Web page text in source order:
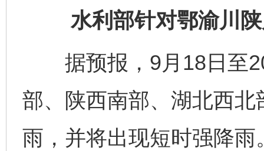
水利部针对鄂渝川陕
据预报，9月18日至
部、陕西南部、湖北西
雨，并将出现短时强降